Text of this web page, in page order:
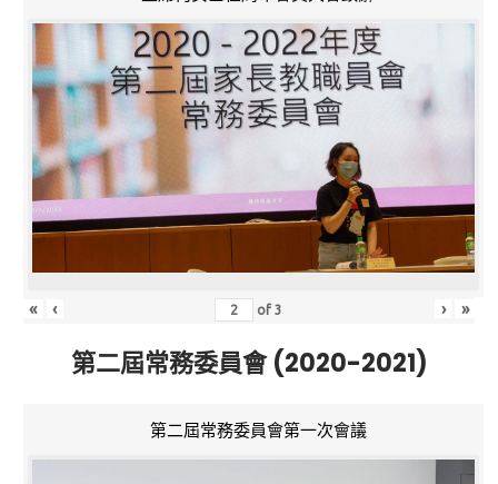
« ‹ of3 › »
第二屆常務委員會 (2020-2021)
第二屆常務委員會第一次會議